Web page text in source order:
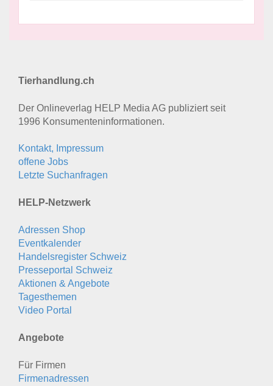
Tierhandlung.ch
Der Onlineverlag HELP Media AG publiziert seit
1996 Konsumenten­informationen.
Kontakt, Impressum
offene Jobs
Letzte Suchanfragen
HELP-Netzwerk
Adressen Shop
Eventkalender
Handelsregister Schweiz
Presseportal Schweiz
Aktionen & Angebote
Tagesthemen
Video Portal
Angebote
Für Firmen
Firmenadressen